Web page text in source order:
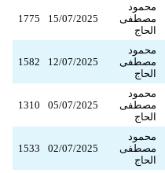
محمود
مصطفى
الحاج
15/07/2025
1775
محمود
مصطفى
الحاج
12/07/2025
1582
محمود
مصطفى
الحاج
05/07/2025
1310
محمود
مصطفى
الحاج
02/07/2025
1533